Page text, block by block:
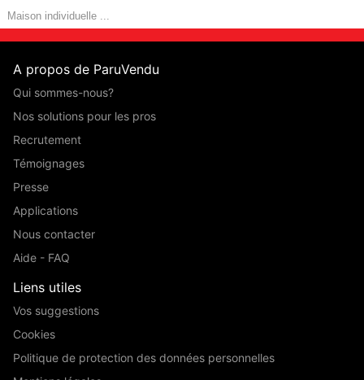
Maison individuelle ...
A propos de ParuVendu
Qui sommes-nous?
Nos solutions pour les pros
Recrutement
Témoignages
Presse
Applications
Nous contacter
Aide - FAQ
Liens utiles
Vos suggestions
Cookies
Politique de protection des données personnelles